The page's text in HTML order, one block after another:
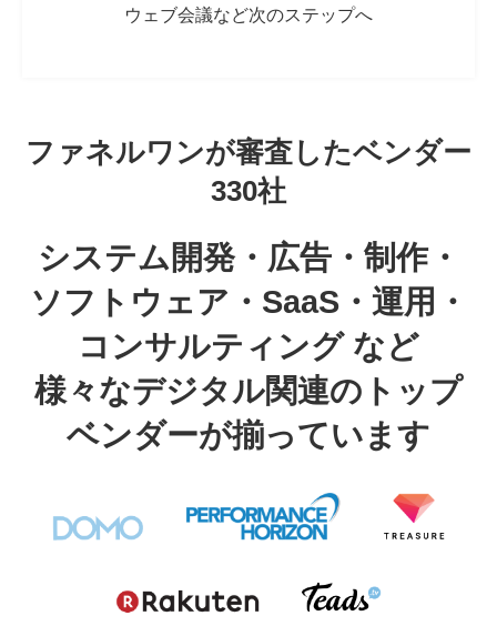
ウェブ会議など次のステップへ
ファネルワンが審査したベンダー
330社
システム開発・広告・制作・
ソフトウェア・SaaS・運用・
コンサルティング など
様々なデジタル関連のトップ
ベンダーが揃っています